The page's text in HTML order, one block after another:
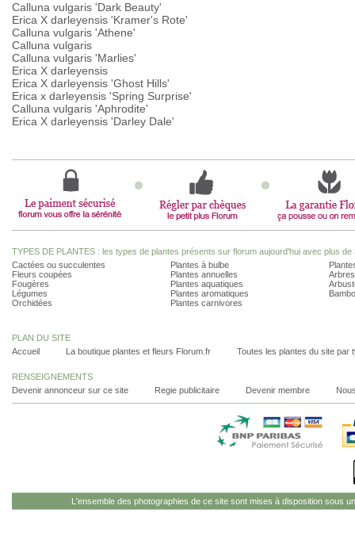
Calluna vulgaris 'Dark Beauty'
Erica X darleyensis 'Kramer's Rote'
Calluna vulgaris 'Athene'
Calluna vulgaris
Calluna vulgaris 'Marlies'
Erica X darleyensis
Erica X darleyensis 'Ghost Hills'
Erica x darleyensis 'Spring Surprise'
Calluna vulgaris 'Aphrodite'
Erica X darleyensis 'Darley Dale'
TYPES DE PLANTES : les types de plantes présents sur florum aujourd'hui avec plus de
Cactées ou succulentes
Fleurs coupées
Fougères
Légumes
Orchidées
Plantes à bulbe
Plantes annuelles
Plantes aquatiques
Plantes aromatiques
Plantes carnivores
PLAN DU SITE
Accueil
La boutique plantes et fleurs Florum.fr Toutes les plantes du site par
RENSEIGNEMENTS
Devenir annonceur sur ce site
Regie publicitaire Devenir membre
L'ensemble des photographies de ce site sont mises à disposition sous